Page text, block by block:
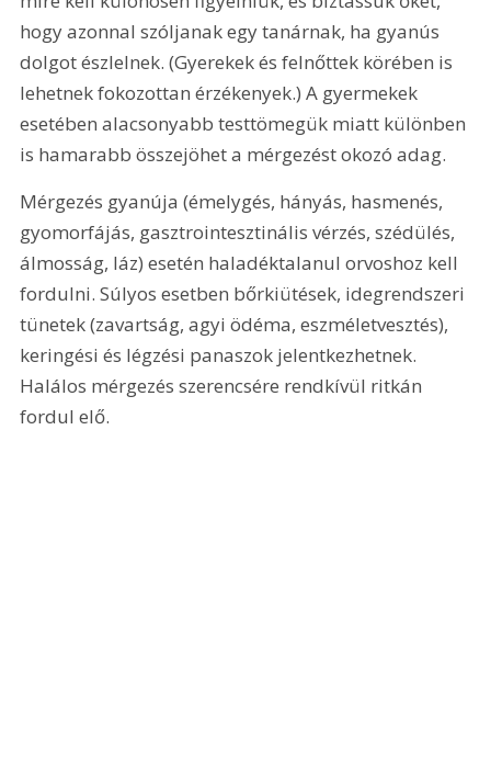
hogy azonnal szóljanak egy tanárnak, ha gyanús
dolgot észlelnek. (Gyerekek és felnőttek körében is
lehetnek fokozottan érzékenyek.) A gyermekek
esetében alacsonyabb testtömegük miatt különben
is hamarabb összejöhet a mérgezést okozó adag.
Mérgezés gyanúja (émelygés, hányás, hasmenés,
gyomorfájás, gasztrointesztinális vérzés, szédülés,
álmosság, láz) esetén haladéktalanul orvoshoz kell
fordulni. Súlyos esetben bőrkiütések, idegrendszeri
tünetek (zavartság, agyi ödéma, eszméletvesztés),
keringési és légzési panaszok jelentkezhetnek.
Halálos mérgezés szerencsére rendkívül ritkán
fordul elő.